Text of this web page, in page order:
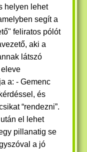
helyen lehet
segít a
feliratos pólót
aki a
látszó
a: - Gemenc
és
“rendezni”.
el lehet
pillanatig se
a jó